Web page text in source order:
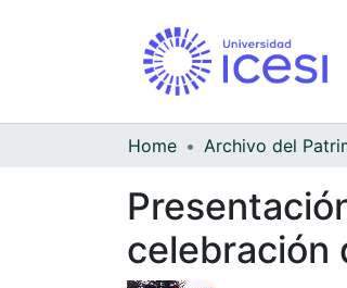
Home
celebración